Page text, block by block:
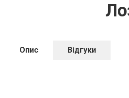
Опис Відгуки